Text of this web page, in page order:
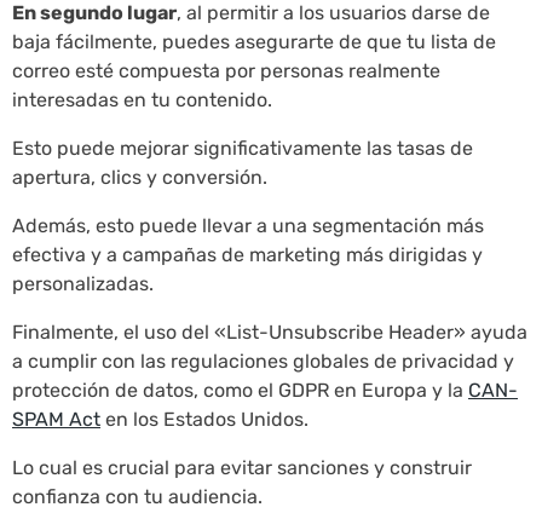
En segundo lugar, al permitir a los usuarios darse de
baja fácilmente, puedes asegurarte de que tu lista de
correo esté compuesta por personas realmente
interesadas en tu contenido.
Esto puede mejorar significativamente las tasas de
apertura, clics y conversión.
Además, esto puede llevar a una segmentación más
efectiva y a campañas de marketing más dirigidas y
personalizadas.
Finalmente, el uso del «List-Unsubscribe Header» ayuda
a cumplir con las regulaciones globales de privacidad y
protección de datos, como el GDPR en Europa y la CAN-
SPAM Act en los Estados Unidos.
Lo cual es crucial para evitar sanciones y construir
confianza con tu audiencia.